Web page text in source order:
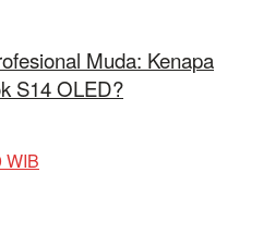
Muda: Kenapa
S14 OLED?
WIB